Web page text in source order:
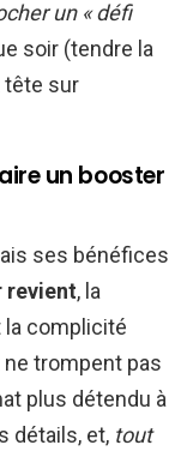
un « défi
soir (tendre la
tête sur
un booster
ses bénéfices
revient, la
la complicité
trompent pas
plus détendu à
détails, et, tout